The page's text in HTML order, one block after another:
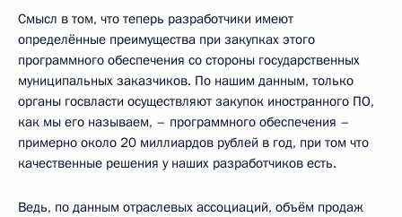
Смысл в том, что теперь разработчики имеют
определённые преимущества при закупках этого
программного обеспечения со стороны государственных
муниципальных заказчиков. По нашим данным, только
органы госвласти осуществляют закупок иностранного ПО,
как мы его называем, – программного обеспечения –
примерно около 20 миллиардов рублей в год, при том что
качественные решения у наших разработчиков есть.
Ведь, по данным отраслевых ассоциаций, объём продаж